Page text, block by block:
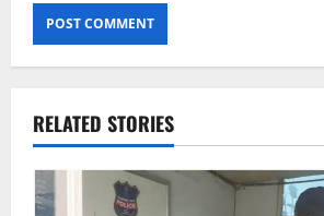
RELATED STORIES